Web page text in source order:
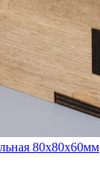
80х80х60мм